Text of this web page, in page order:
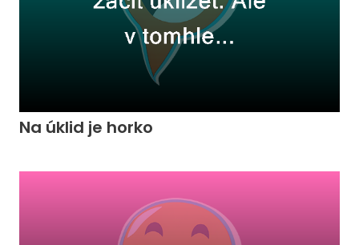
Na úklid je horko